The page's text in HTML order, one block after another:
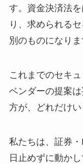
す。資金決済法
り、求められる
別のものになりま
これまでのセキ
ベンダーの提案
方が、どれだけい
私たちは、証券
日止めずに動か